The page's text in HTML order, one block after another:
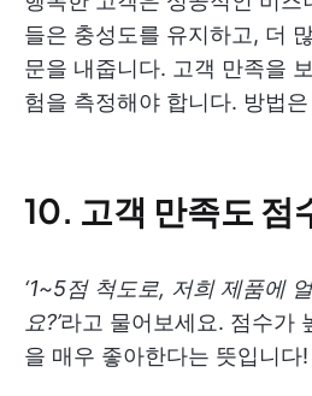
들은 충성도를 유지하고, 더
문을 내줍니다. 고객 만족을
험을 측정해야 합니다. 방법
10. 고객 만족도 점
‘1~5점 척도로, 저희 제품에
요?’라고 물어보세요. 점수가
을 매우 좋아한다는 뜻입니다!